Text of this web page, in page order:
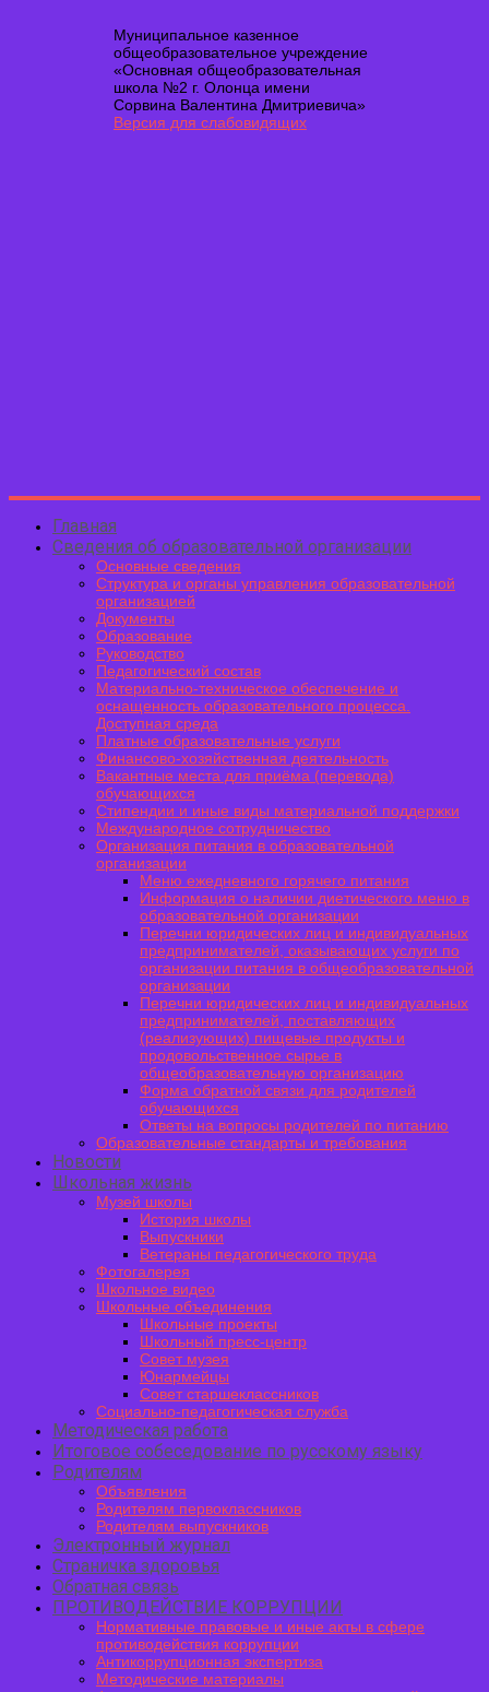
Муниципальное казенное
общеобразовательное учреждение
«Основная общеобразовательная
школа №2 г. Олонца имени
Сорвина Валентина Дмитриевича»
Версия для слабовидящих
Главная
Сведения об образовательной организации
Основные сведения
Структура и органы управления образовательной
организацией
Документы
Образование
Руководство
Педагогический состав
Материально-техническое обеспечение и
оснащенность образовательного процесса.
Доступная среда
Платные образовательные услуги
Финансово-хозяйственная деятельность
Вакантные места для приёма (перевода)
обучающихся
Стипендии и иные виды материальной поддержки
Международное сотрудничество
Организация питания в образовательной
организации
Меню ежедневного горячего питания
Информация о наличии диетического меню в
образовательной организации
Перечни юридических лиц и индивидуальных
предпринимателей, оказывающих услуги по
организации питания в общеобразовательной
организации
Перечни юридических лиц и индивидуальных
предпринимателей, поставляющих
(реализующих) пищевые продукты и
продовольственное сырье в
общеобразовательную организацию
Форма обратной связи для родителей
обучающихся
Ответы на вопросы родителей по питанию
Образовательные стандарты и требования
Новости
Школьная жизнь
Музей школы
История школы
Выпускники
Ветераны педагогического труда
Фотогалерея
Школьное видео
Школьные объединения
Школьные проекты
Школьный пресс-центр
Совет музея
Юнармейцы
Совет старшеклассников
Социально-педагогическая служба
Методическая работа
Итоговое собеседование по русскому языку
Родителям
Объявления
Родителям первоклассников
Родителям выпускников
Электронный журнал
Страничка здоровья
Обратная связь
ПРОТИВОДЕЙСТВИЕ КОРРУПЦИИ
Нормативные правовые и иные акты в сфере
противодействия коррупции
Антикоррупционная экспертиза
Методические материалы